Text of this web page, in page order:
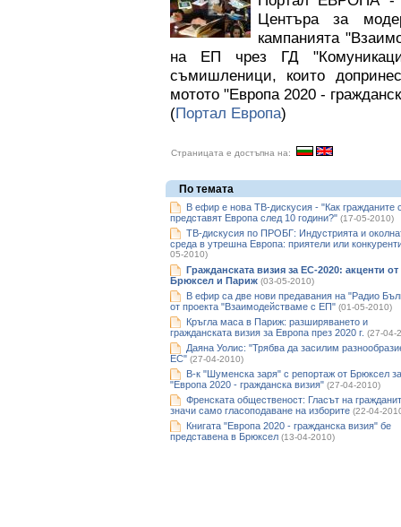
Центъра за
кампанията
на ЕП чрез ГД
съмишленици, които
мотото "Европа 2020 -
(Портал Европа)
Страницата е достъпна на:
По темата
В ефир е нова ТВ-дискусия - "Как гражданите
представят Европа след 10 години?" (17-05-2010)
ТВ-дискусия по ПРОБГ: Индустрията и
среда в утрешна Европа: приятели или
05-2010)
Гражданската визия за ЕС-2020: акценти от
Брюксел и Париж (03-05-2010)
В ефир са две нови предавания на "Радио
от проекта "Взаимодействаме с ЕП" (01-05-2010)
Кръгла маса в Париж: разширяването и
гражданската визия за Европа през 2020 г. (27-04-
Даяна Уолис: "Трябва да засилим
ЕС" (27-04-2010)
В-к "Шуменска заря" с репортаж от Брюксел за
"Европа 2020 - гражданска визия" (27-04-2010)
Френската общественост: Гласът на
значи само гласоподаване на изборите (22-04-
Книгата "Европа 2020 - гражданска визия" бе
представена в Брюксел (13-04-2010)